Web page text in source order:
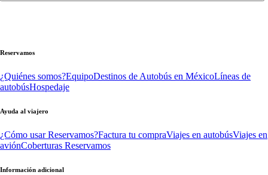
Reservamos
¿Quiénes somos?EquipoDestinos de Autobús en MéxicoLíneas de
autobúsHospedaje
Ayuda al viajero
¿Cómo usar Reservamos?Factura tu compraViajes en autobúsViajes en
aviónCoberturas Reservamos
Información adicional